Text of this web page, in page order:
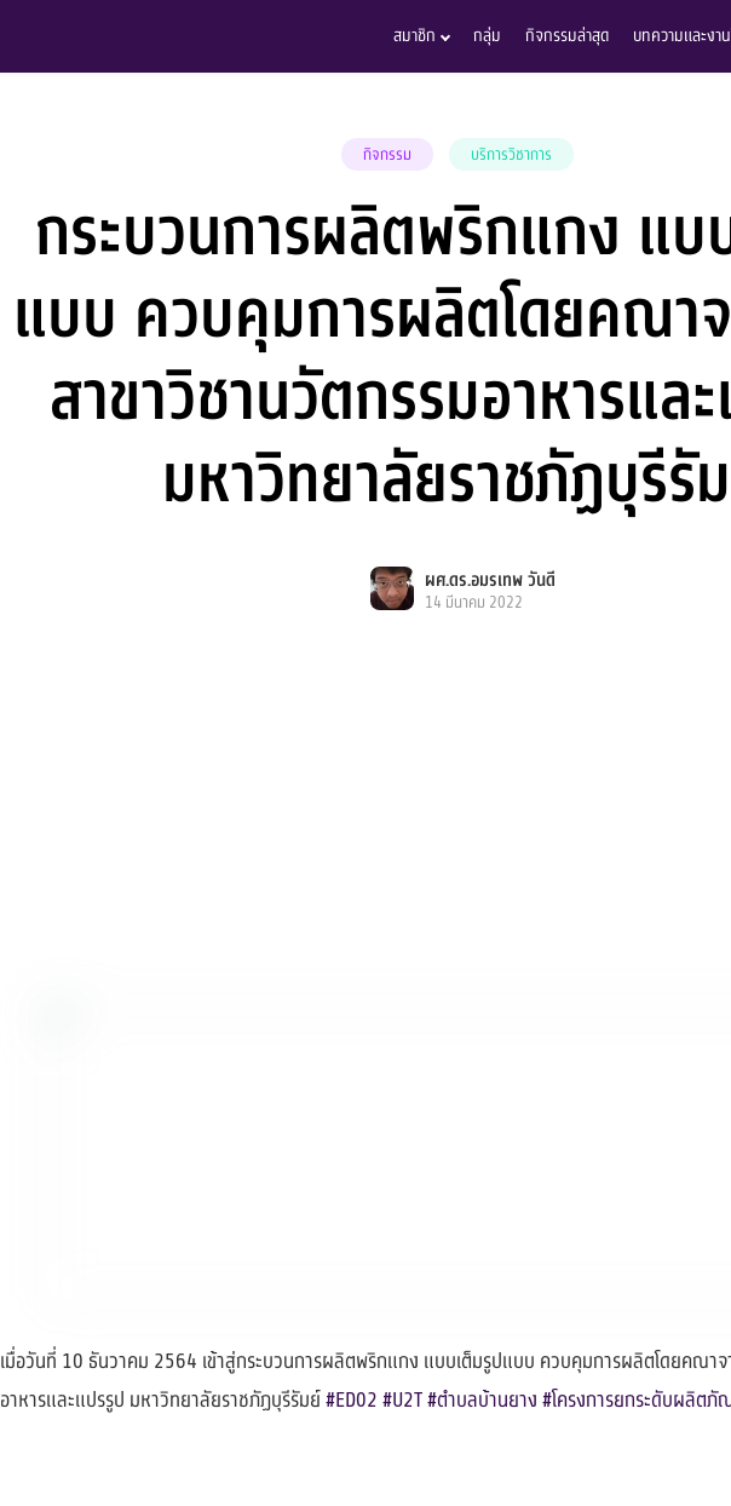
สมาชิก กลุ่ม กิจกรรมล่าสุด บทความและงา
กิจกรรม บริการวิชาการ
กระบวนการผลิตพริกแกง แบ
แบบ ควบคุมการผลิตโดยคณา
สาขาวิชานวัตกรรมอาหารแล
มหาวิทยาลัยราชภัฏบุรีรั
ผศ.ดร.อมรเทพ วันดี
14 มีนาคม 2022
เมื่อวันที่ 10 ธันวาคม 2564 เข้าสู่กระบวนการผลิตพริกแกง แบบเต็มรูปแบบ ควบคุมการผลิตโดยคณาจ
อาหารและแปรรูป มหาวิทยาลัยราชภัฏบุรีรัมย์#ED02 #U2T#ตำบลบ้านยาง #โครงการยกระดับผลิต